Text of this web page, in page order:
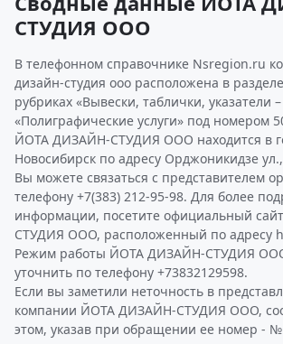
СТУДИЯ ООО
В телефонном справочнике Nsregion.ru
дизайн-студия ооо расположена в
рубриках «Вывески, таблички, указатели
«Полиграфические услуги» под номером
ЙОТА ДИЗАЙН-СТУДИЯ ООО находится в
Новосибирск по адресу Орджоникидзе
Вы можете связаться с представителем
телефону +7(383) 212-95-98. Для более
информации, посетите официальный
СТУДИЯ ООО, расположенный по адресу
Режим работы ЙОТА ДИЗАЙН-СТУДИЯ
уточнить по телефону +73832129598.
Если вы заметили неточность в
компании ЙОТА ДИЗАЙН-СТУДИЯ ООО,
этом, указав при обращении ее номер - №